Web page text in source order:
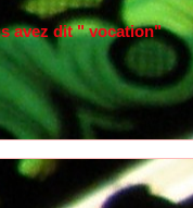
avez dit " vocation"